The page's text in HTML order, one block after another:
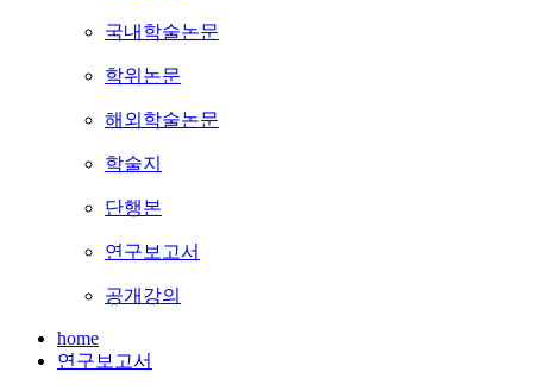
국내학술논문
학위논문
해외학술논문
학술지
단행본
연구보고서
공개강의
home
연구보고서